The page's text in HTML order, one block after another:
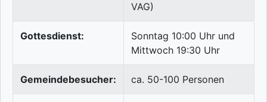
VAG)
Gottesdienst:
Sonntag 10:00 Uhr und
Mittwoch 19:30 Uhr
Gemeindebesucher: ca. 50-100 Personen